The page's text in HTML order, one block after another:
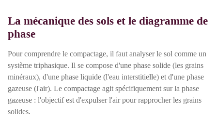
La mécanique des sols et le diagramme de
phase
Pour comprendre le compactage, il faut analyser le sol comme un
système triphasique. Il se compose d'une phase solide (les grains
minéraux), d'une phase liquide (l'eau interstitielle) et d'une phase
gazeuse (l'air). Le compactage agit spécifiquement sur la phase
gazeuse : l'objectif est d'expulser l'air pour rapprocher les grains
solides.